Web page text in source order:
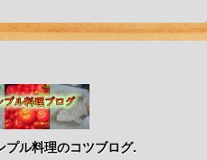
ル料理のコツブログ.